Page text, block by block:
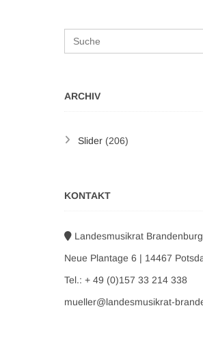
Search
for:
ARCHIV
Slider (206)
KONTAKT
Landesmusikrat Brandenburg
Neue Plantage 6 | 14467
Tel.: + 49 (0)157 33 214 338
mueller@landesmusikrat-